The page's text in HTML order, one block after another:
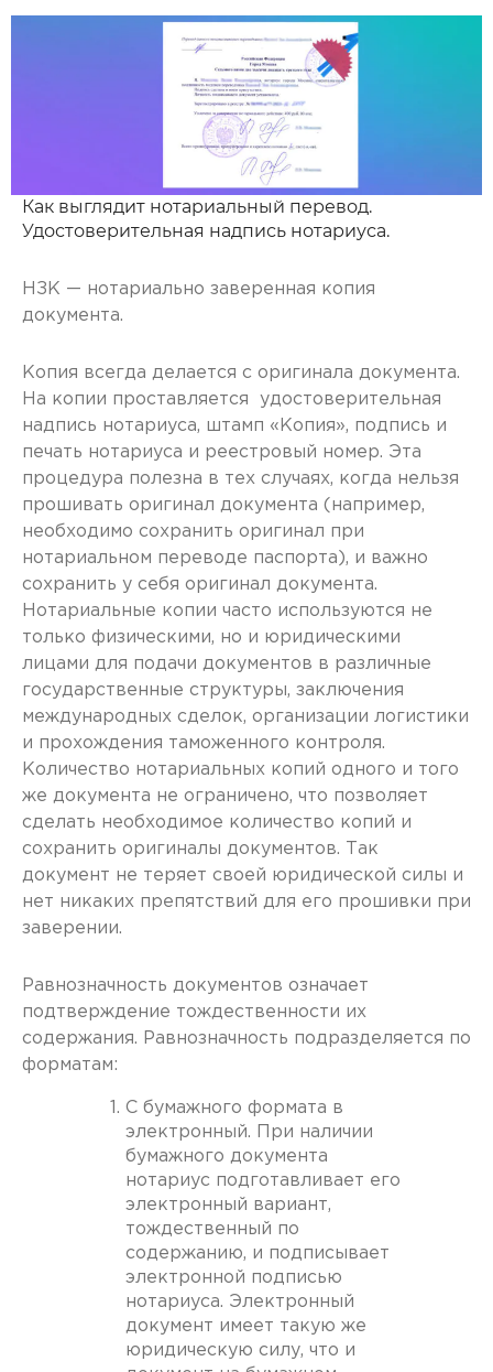
Как выглядит нотариальный перевод.
Удостоверительная надпись нотариуса.
НЗК — нотариально заверенная копия
документа.
Копия всегда делается с оригинала документа.
На копии проставляется удостоверительная
надпись нотариуса, штамп «Копия», подпись и
печать нотариуса и реестровый номер. Эта
процедура полезна в тех случаях, когда нельзя
прошивать оригинал документа (например,
необходимо сохранить оригинал при
нотариальном переводе паспорта), и важно
сохранить у себя оригинал документа.
Нотариальные копии часто используются не
только физическими, но и юридическими
лицами для подачи документов в различные
государственные структуры, заключения
международных сделок, организации логистики
и прохождения таможенного контроля.
Количество нотариальных копий одного и того
же документа не ограничено, что позволяет
сделать необходимое количество копий и
сохранить оригиналы документов. Так
документ не теряет своей юридической силы и
нет никаких препятствий для его прошивки при
заверении.
Равнозначность документов означает
подтверждение тождественности их
содержания. Равнозначность подразделяется по
форматам:
С бумажного формата в
электронный. При наличии
бумажного документа
нотариус подготавливает его
электронный вариант,
тождественный по
содержанию, и подписывает
электронной подписью
нотариуса. Электронный
документ имеет такую же
юридическую силу, что и